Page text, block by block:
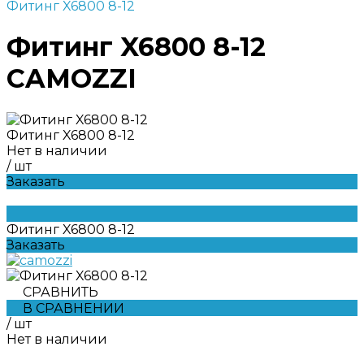
Фитинг X6800 8-12
Фитинг X6800 8-12
CAMOZZI
Фитинг X6800 8-12
Нет в наличии
/ шт
Заказать
Фитинг X6800 8-12
Заказать
СРАВНИТЬ
В СРАВНЕНИИ
/ шт
Нет в наличии